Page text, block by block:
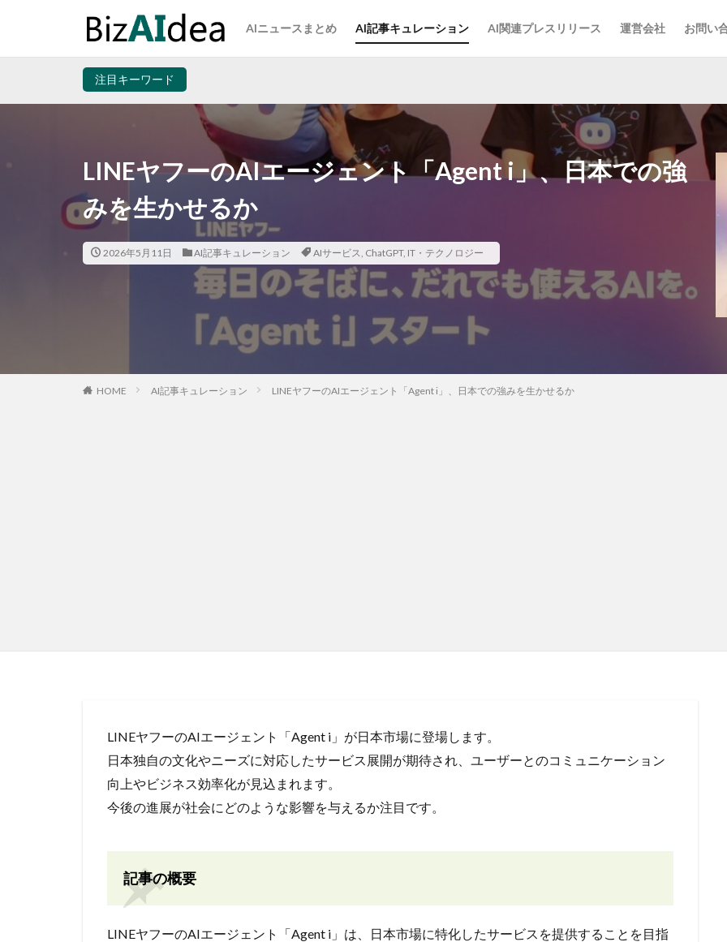
AIニュースまとめ AI記事キュレーション AI関連プレスリリース 運営会社 お問い
注目キーワード
LINEヤフーのAIエージェント「Agent i」、日本での強
みを生かせるか
2026年5月11日 AI記事キュレーション AIサービス, ChatGPT, IT・テクノロジー
HOME AI記事キュレーション LINEヤフーのAIエージェント「Agent i」、日本での強みを生かせるか
LINEヤフーのAIエージェント「Agent i」が日本市場に登場します。
日本独自の文化やニーズに対応したサービス展開が期待され、ユーザーとのコミュニケーション
向上やビジネス効率化が見込まれます。
今後の進展が社会にどのような影響を与えるか注目です。
記事の概要
LINEヤフーのAIエージェント「Agent i」は、日本市場に特化したサービスを提供することを目指